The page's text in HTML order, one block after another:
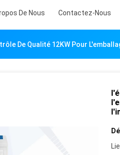
De Nous Contactez-Nous
De Qualité 12KW Pour